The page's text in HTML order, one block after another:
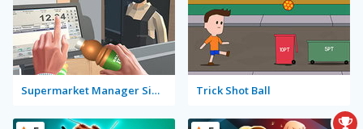
Supermarket Manager Simulator Trick Shot Ball